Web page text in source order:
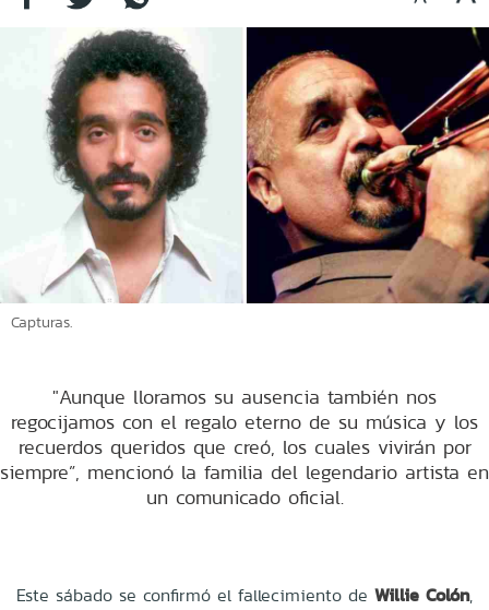
Capturas.
"Aunque lloramos su ausencia también nos
regocijamos con el regalo eterno de su música y los
recuerdos queridos que creó, los cuales vivirán por
siempre”, mencionó la familia del legendario artista en
un comunicado oficial.
Este sábado se confirmó el fallecimiento de Willie Colón,